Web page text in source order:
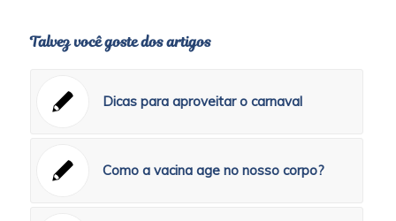
Talvez você goste dos artigos
Dicas para aproveitar o carnaval
Como a vacina age no nosso corpo?